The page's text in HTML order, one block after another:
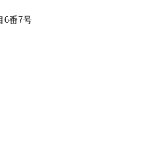
6番7号